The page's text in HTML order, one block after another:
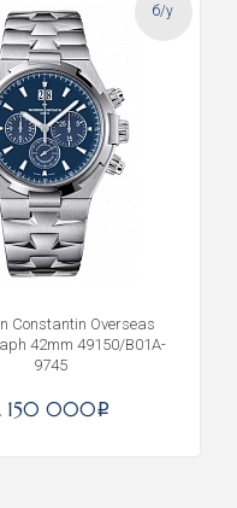
б/у
Constantin Overseas
42mm 49150/B01A-
9745
150 000i